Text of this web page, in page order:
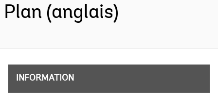
Plan (anglais)
INFORMATION